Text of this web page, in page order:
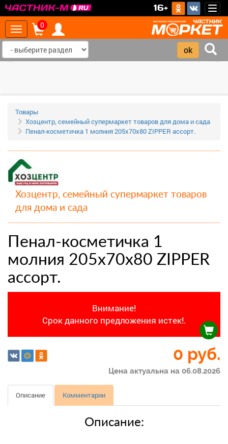
16+
Toggle
navigation
0
Товары
Хозцентр, семейный супермаркет товаров для дома и сада
Пенал-косметичка 1 молния 205х70х80 ZIPPER ассорт.
Хозцентр, семейный супермаркет товаров
для дома и сада
Пенал-косметичка 1
молния 205х70х80 ZIPPER
ассорт.
Внимание!
Срок данного предложения истек!.
0 руб.
Цена актуальна на 06.08.2026
Описание Комментарии
Описание:
‹ ›